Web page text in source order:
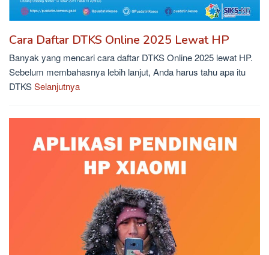
Cara Daftar DTKS Online 2025 Lewat HP
Banyak yang mencari cara daftar DTKS Online 2025 lewat HP.
Sebelum membahasnya lebih lanjut, Anda harus tahu apa itu
DTKSSelanjutnya